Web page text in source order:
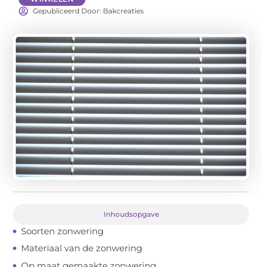
Gepubliceerd Door: Bakcreaties
Inhoudsopgave
Soorten zonwering
Materiaal van de zonwering